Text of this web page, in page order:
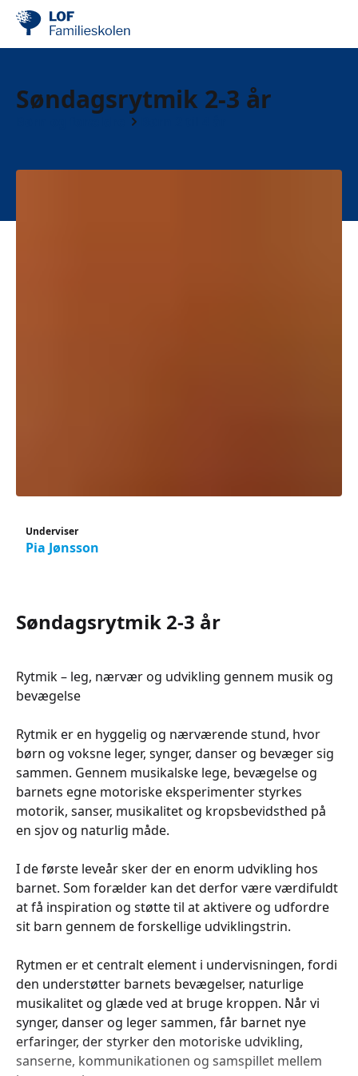
Søndagsrytmik 2-3 år
Underviser
Pia Jønsson
Søndagsrytmik 2-3 år
Rytmik – leg, nærvær og udvikling gennem musik og
bevægelse
Rytmik er en hyggelig og nærværende stund, hvor
børn og voksne leger, synger, danser og bevæger sig
sammen. Gennem musikalske lege, bevægelse og
barnets egne motoriske eksperimenter styrkes
motorik, sanser, musikalitet og kropsbevidsthed på
en sjov og naturlig måde.
I de første leveår sker der en enorm udvikling hos
barnet. Som forælder kan det derfor være værdifuldt
at få inspiration og støtte til at aktivere og udfordre
sit barn gennem de forskellige udviklingstrin.
Rytmen er et centralt element i undervisningen, fordi
den understøtter barnets bevægelser, naturlige
musikalitet og glæde ved at bruge kroppen. Når vi
synger, danser og leger sammen, får barnet nye
erfaringer, der styrker den motoriske udvikling,
sanserne, kommunikationen og samspillet mellem